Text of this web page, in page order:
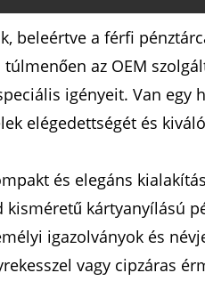
beleértve a férfi
az OEM
igényeit. Van egy
elégedettségét és
és elegáns
kisméretű kártyanyílású
igazolványok és
vagy cipzáras